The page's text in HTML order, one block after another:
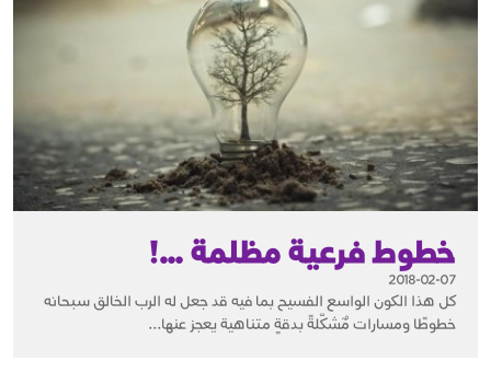
خطوط فرعية مظلمة …!
2018-02-07
كل هذا الكون الواسع الفسيح بما فيه قد جعل له الرب الخالق سبحانه
خطوطًا ومسارات مٌشكّلةً بدقةٍ متناهية يعجز عنها...